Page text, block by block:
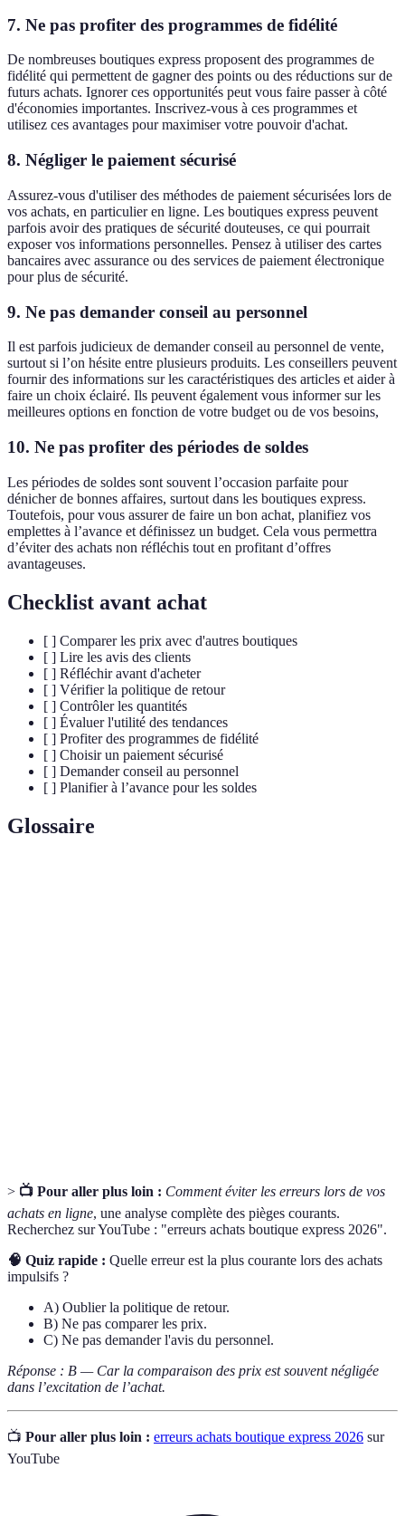
7. Ne pas profiter des programmes de fidélité
De nombreuses boutiques express proposent des programmes de
fidélité qui permettent de gagner des points ou des réductions sur de
futurs achats. Ignorer ces opportunités peut vous faire passer à côté
d'économies importantes. Inscrivez-vous à ces programmes et
utilisez ces avantages pour maximiser votre pouvoir d'achat.
8. Négliger le paiement sécurisé
Assurez-vous d'utiliser des méthodes de paiement sécurisées lors de
vos achats, en particulier en ligne. Les boutiques express peuvent
parfois avoir des pratiques de sécurité douteuses, ce qui pourrait
exposer vos informations personnelles. Pensez à utiliser des cartes
bancaires avec assurance ou des services de paiement électronique
pour plus de sécurité.
9. Ne pas demander conseil au personnel
Il est parfois judicieux de demander conseil au personnel de vente,
surtout si l’on hésite entre plusieurs produits. Les conseillers peuvent
fournir des informations sur les caractéristiques des articles et aider à
faire un choix éclairé. Ils peuvent également vous informer sur les
meilleures options en fonction de votre budget ou de vos besoins,
10. Ne pas profiter des périodes de soldes
Les périodes de soldes sont souvent l’occasion parfaite pour
dénicher de bonnes affaires, surtout dans les boutiques express.
Toutefois, pour vous assurer de faire un bon achat, planifiez vos
emplettes à l’avance et définissez un budget. Cela vous permettra
d’éviter des achats non réfléchis tout en profitant d’offres
avantageuses.
Checklist avant achat
[ ] Comparer les prix avec d'autres boutiques
[ ] Lire les avis des clients
[ ] Réfléchir avant d'acheter
[ ] Vérifier la politique de retour
[ ] Contrôler les quantités
[ ] Évaluer l'utilité des tendances
[ ] Profiter des programmes de fidélité
[ ] Choisir un paiement sécurisé
[ ] Demander conseil au personnel
[ ] Planifier à l’avance pour les soldes
Glossaire
> 📺 Pour aller plus loin : Comment éviter les erreurs lors de vos
achats en ligne, une analyse complète des pièges courants.
Recherchez sur YouTube : "erreurs achats boutique express 2026".
🧠 Quiz rapide : Quelle erreur est la plus courante lors des achats
impulsifs ?
A) Oublier la politique de retour.
B) Ne pas comparer les prix.
C) Ne pas demander l'avis du personnel.
Réponse : B — Car la comparaison des prix est souvent négligée
dans l’excitation de l’achat.
📺 Pour aller plus loin : erreurs achats boutique express 2026 sur
YouTube